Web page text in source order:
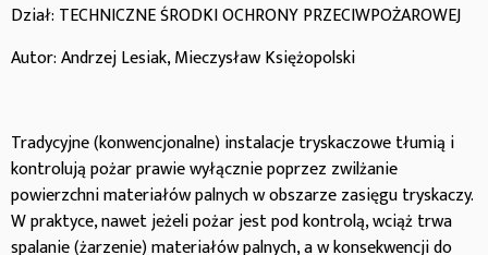
Dział: TECHNICZNE ŚRODKI OCHRONY PRZECIWPOŻAROWEJ
Autor: Andrzej Lesiak, Mieczysław Księżopolski
Tradycyjne (konwencjonalne) instalacje tryskaczowe tłumią i
kontrolują pożar prawie wyłącznie poprzez zwilżanie
powierzchni materiałów palnych w obszarze zasięgu tryskaczy.
W praktyce, nawet jeżeli pożar jest pod kontrolą, wciąż trwa
spalanie (żarzenie) materiałów palnych, a w konsekwencji do